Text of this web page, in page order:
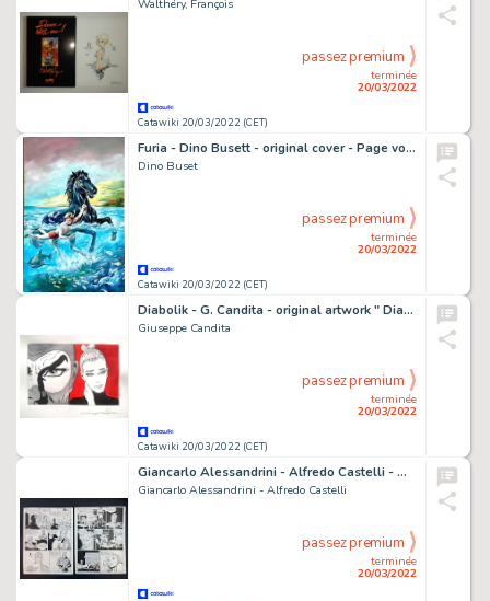
Walthéry, François
Catawiki 20/03/2022 (CET)
terminée
20/03/2022
passez premium
Furia - Dino Busett - original cover - Page volante - EO
Dino Buset
Catawiki 20/03/2022 (CET)
terminée
20/03/2022
passez premium
Diabolik - G. Candita - original artwork " Diabolik ed Eva Kant " - Page volante - Exemplaire unique (2022)
Giuseppe Candita
Catawiki 20/03/2022 (CET)
terminée
20/03/2022
passez premium
Giancarlo Alessandrini - Alfredo Castelli - Martin Mystere - Nostra Terra dei Mysteri - Page volante - Exemplaire unique - (1987)
Giancarlo Alessandrini - Alfredo Castelli
terminée
20/03/2022
passez premium